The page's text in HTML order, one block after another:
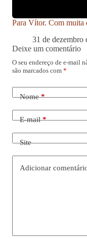
Para Vítor. Com muita
31 de dezembro
Deixe um comentário
O seu endereço de e-mail
são marcados com *
Nome*
E-mail*
Site
Adicionar